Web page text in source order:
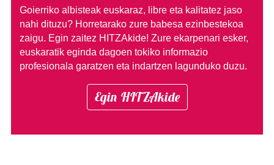
Goierriko albisteak euskaraz, libre eta kalitatez jaso
nahi dituzu? Horretarako zure babesa ezinbestekoa
zaigu. Egin zaitez HITZAkide! Zure ekarpenari esker,
euskaratik eginda dagoen tokiko informazio
profesionala garatzen eta indartzen lagunduko duzu.
Egin HITZAkide